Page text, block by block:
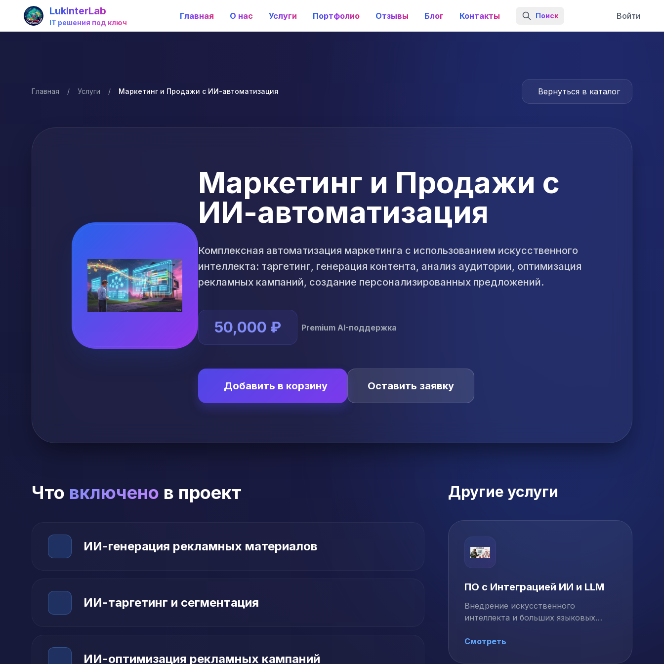
LukInterLab
IT решения под ключ
Главная О нас Услуги Портфолио Отзывы Блог Контакты Поиск Войти
Главная / Услуги / Маркетинг и Продажи с ИИ-автоматизация Вернуться в каталог
Маркетинг и Продажи с
ИИ-автоматизация
Комплексная автоматизация маркетинга с использованием искусственного
интеллекта: таргетинг, генерация контента, анализ аудитории, оптимизация
рекламных кампаний, создание персонализированных предложений.
50,000 ₽ Premium AI-поддержка
Добавить в корзину Оставить заявку
Что включено в проект
ИИ-генерация рекламных материалов
ИИ-таргетинг и сегментация
ИИ-оптимизация рекламных кампаний
Другие услуги
ПО с Интеграцией ИИ и LLM
Внедрение искусственного
интеллекта и больших языковых
Смотреть